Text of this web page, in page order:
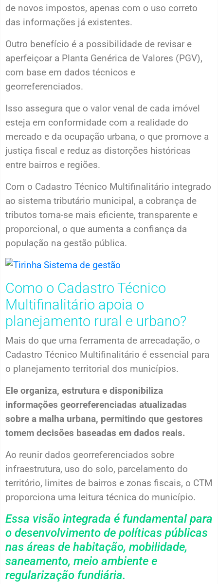
de novos impostos, apenas com o uso correto
das informações já existentes.
Outro benefício é a possibilidade de revisar e
aperfeiçoar a Planta Genérica de Valores (PGV),
com base em dados técnicos e
georreferenciados.
Isso assegura que o valor venal de cada imóvel
esteja em conformidade com a realidade do
mercado e da ocupação urbana, o que promove a
justiça fiscal e reduz as distorções históricas
entre bairros e regiões.
Com o Cadastro Técnico Multifinalitário integrado
ao sistema tributário municipal, a cobrança de
tributos torna-se mais eficiente, transparente e
proporcional, o que aumenta a confiança da
população na gestão pública.
Como o Cadastro Técnico
Multifinalitário apoia o
planejamento rural e urbano?
Mais do que uma ferramenta de arrecadação, o
Cadastro Técnico Multifinalitário é essencial para
o planejamento territorial dos municípios.
Ele organiza, estrutura e disponibiliza
informações georreferenciadas atualizadas
sobre a malha urbana, permitindo que gestores
tomem decisões baseadas em dados reais.
Ao reunir dados georreferenciados sobre
infraestrutura, uso do solo, parcelamento do
território, limites de bairros e zonas fiscais, o CTM
proporciona uma leitura técnica do município.
Essa visão integrada é fundamental para
o desenvolvimento de políticas públicas
nas áreas de habitação, mobilidade,
saneamento, meio ambiente e
regularização fundiária.